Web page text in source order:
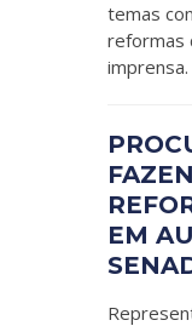
temas
reformas
imprensa.
EM